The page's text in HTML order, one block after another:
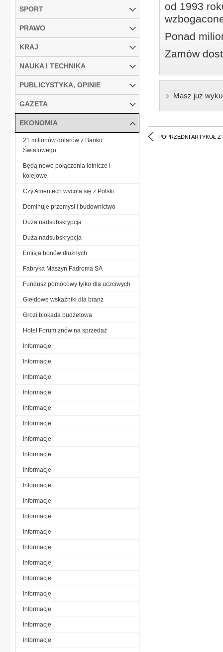
od 1993
Ponad
Zamów
Masz już
POPRZEDNI ARTYKUŁ Z
SPORT
PRAWO
KRAJ
NAUKA I TECHNIKA
PUBLICYSTYKA, OPINIE
GAZETA
EKONOMIA
21 milionów dolarów z Banku
Światowego
Będą nowe połączenia lotnicze i
kolejowe
Czy Ameritech wycofa się z Polski
Dominuje przemysł i budownictwo
Duża nadsubskrypcja
Duża nadsubskrypcja
Emisja bonów dłużnych
Fabryka Maszyn Fadroma SA
Fundusz pomocowy tylko dla uczciwych
Giełdowe wskaźniki dla branż
Grozi blokada budżetowa
Hotel Forum znów na sprzedaż
Informacje
Informacje
Informacje
Informacje
Informacje
Informacje
Informacje
Informacje
Informacje
Informacje
Informacje
Informacje
Informacje
Informacje
Informacje
Informacje
Informacje
Informacje
Informacje
Informacje